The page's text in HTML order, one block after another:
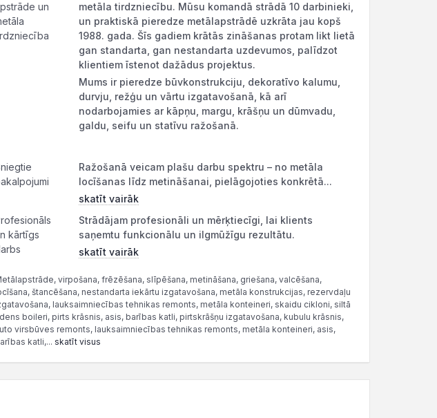
un
metāla tirdzniecību. Mūsu komandā strādā 10 darbinieki,
un praktiskā pieredze metālapstrādē uzkrāta jau kopš
1988. gada. Šīs gadiem krātās zināšanas protam likt lietā
gan standarta, gan nestandarta uzdevumos, palīdzot
klientiem īstenot dažādus projektus.
Mums ir pieredze būvkonstrukciju, dekoratīvo kalumu,
durvju, režģu un vārtu izgatavošanā, kā arī
nodarbojamies ar kāpņu, margu, krāšņu un dūmvadu,
galdu, seifu un statīvu ražošanā.
Ražošanā veicam plašu darbu spektru – no metāla
locīšanas līdz metināšanai, pielāgojoties konkrētā...
skatīt vairāk
kārtīgs
Strādājam profesionāli un mērķtiecīgi, lai klients
saņemtu funkcionālu un ilgmūžīgu rezultātu.
skatīt vairāk
virpošana, frēzēšana, slīpēšana, metināšana, griešana, valcēšana,
štancēšana, nestandarta iekārtu izgatavošana, metāla konstrukcijas, rezervdaļu
lauksaimniecības tehnikas remonts, metāla konteineri, skaidu cikloni, siltā
boileri, pirts krāsnis, asis, barības katli, pirtskrāšņu izgatavošana, kubulu krāsnis,
virsbūves remonts, lauksaimniecības tehnikas remonts, metāla konteineri, asis,
katli,... skatīt visus